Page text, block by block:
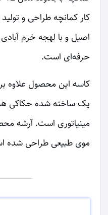
کار کمانچه طراحی و
اصیل و با لهجه خرم
حرفه‌ای است.
کاسه این محصول علاوه
یک ساخته شده حکاکی
مینیاتوری است. آرشه
موی طبیعی طراحی شده